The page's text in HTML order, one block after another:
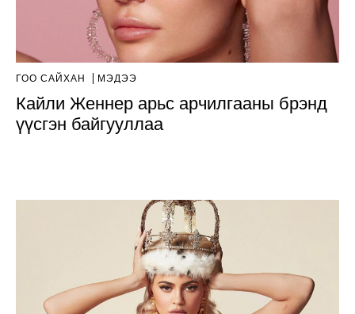
ГОО САЙХАН МЭДЭЭ
Кайли Женнер арьс арчилгааны брэнд
үүсгэн байгууллаа